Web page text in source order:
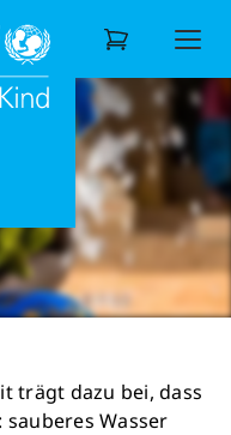
Wasser & Hygiene
trägt dazu bei, dass
Wasser